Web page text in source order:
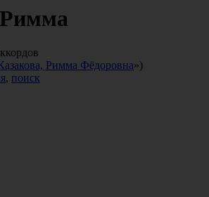
Римма Фёдоровна»)
, поиск